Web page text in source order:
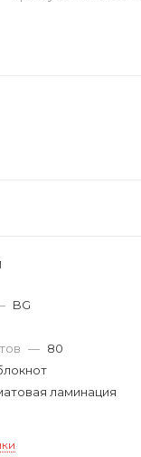
BG
— 80
ламинация